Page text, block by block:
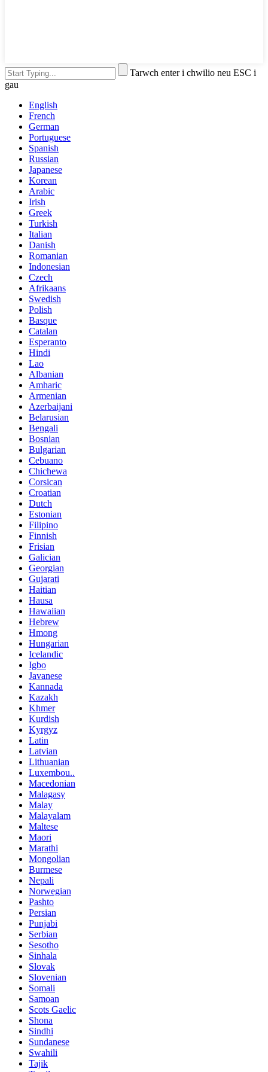
Tarwch enter i chwilio neu ESC i
gau
English
French
German
Portuguese
Spanish
Russian
Japanese
Korean
Arabic
Irish
Greek
Turkish
Italian
Danish
Romanian
Indonesian
Czech
Afrikaans
Swedish
Polish
Basque
Catalan
Esperanto
Hindi
Lao
Albanian
Amharic
Armenian
Azerbaijani
Belarusian
Bengali
Bosnian
Bulgarian
Cebuano
Chichewa
Corsican
Croatian
Dutch
Estonian
Filipino
Finnish
Frisian
Galician
Georgian
Gujarati
Haitian
Hausa
Hawaiian
Hebrew
Hmong
Hungarian
Icelandic
Igbo
Javanese
Kannada
Kazakh
Khmer
Kurdish
Kyrgyz
Latin
Latvian
Lithuanian
Luxembou..
Macedonian
Malagasy
Malay
Malayalam
Maltese
Maori
Marathi
Mongolian
Burmese
Nepali
Norwegian
Pashto
Persian
Punjabi
Serbian
Sesotho
Sinhala
Slovak
Slovenian
Somali
Samoan
Scots Gaelic
Shona
Sindhi
Sundanese
Swahili
Tajik